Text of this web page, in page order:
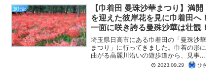
表、おすすめの座席やおすすめのきっぷ
などを、実際に利用した際の体験談を交
えながらご紹介します。これから「SL大
樹」に乗車しようとされている方は、参
考にしてみてください。
旅行記
【巾着田 曼珠沙華まつり】満開
を迎えた彼岸花を見に巾着田へ！
一面に咲き誇る曼殊沙華は壮観！
埼玉県日高市にある巾着田の「曼珠沙華
まつり」に行ってきました。巾着の形に
曲がる高麗川沿いの遊歩道から、見事に
咲き誇る曼珠沙華（彼岸花）を鑑賞する
ことができます。一面、真っ赤に染まる
2023.09.29 ひさ